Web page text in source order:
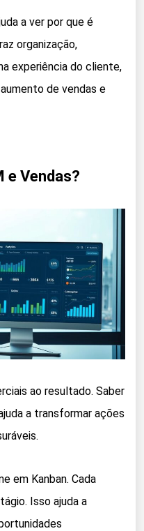
a ver por que é
organização,
experiência do cliente,
de vendas e
e Vendas?
ao resultado. Saber
a transformar ações
em Kanban. Cada
Isso ajuda a